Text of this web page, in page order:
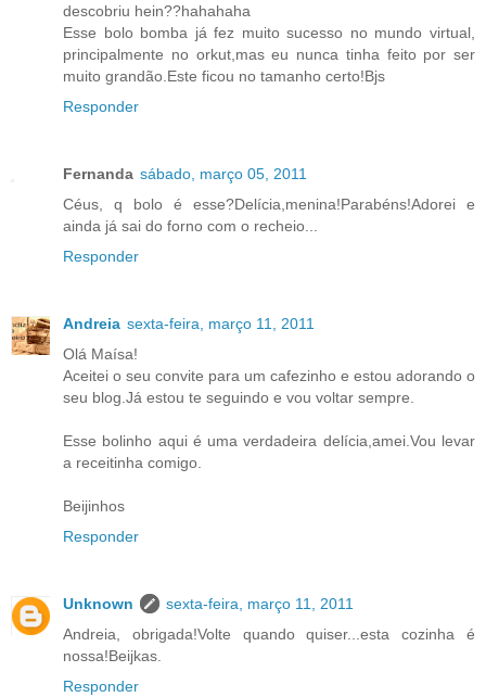
descobriu hein??hahahaha
Esse bolo bomba já fez muito sucesso no mundo virtual,
principalmente no orkut,mas eu nunca tinha feito por ser
muito grandão.Este ficou no tamanho certo!Bjs
Responder
Fernanda sábado, março 05, 2011
Céus, q bolo é esse?Delícia,menina!Parabéns!Adorei e
ainda já sai do forno com o recheio...
Responder
Andreia sexta-feira, março 11, 2011
Olá Maísa!
Aceitei o seu convite para um cafezinho e estou adorando o
seu blog.Já estou te seguindo e vou voltar sempre.
Esse bolinho aqui é uma verdadeira delícia,amei.Vou levar
a receitinha comigo.
Beijinhos
Responder
Unknown
sexta-feira, março 11, 2011
Andreia, obrigada!Volte quando quiser...esta cozinha é
nossa!Beijkas.
Responder